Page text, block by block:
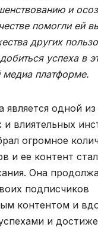
и
помогли ей
других
успеха в
медиа платформе.
является одной
и влиятельных
огромное
и ее контент
Она
подписчиков
контентом и
и